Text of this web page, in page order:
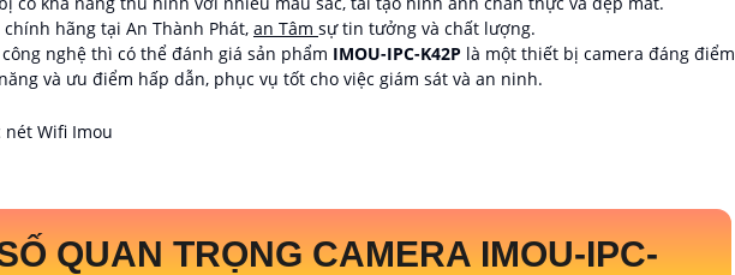
hãng tại An Thành Phát, an Tâm sự tin tưởng và chất lượng.
nghệ thì có thể đánh giá sản phẩm IMOU-IPC-K42P là một thiết bị camera đáng điểm
và ưu điểm hấp dẫn, phục vụ tốt cho việc giám sát và an ninh.
QUAN TRỌNG CAMERA IMOU-IPC-